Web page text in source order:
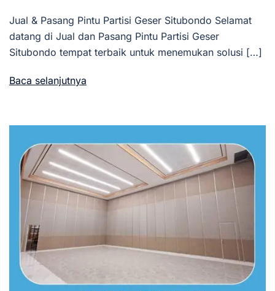
Jual & Pasang Pintu Partisi Geser Situbondo Selamat
datang di Jual dan Pasang Pintu Partisi Geser
Situbondo tempat terbaik untuk menemukan solusi […]
Baca selanjutnya